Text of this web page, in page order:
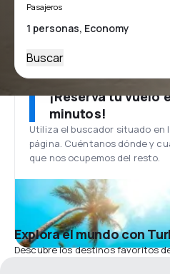
Pasajeros
Buscar
¡Reserva tu vuelo
minutos!
Utiliza el buscador situado en
página. Cuéntanos dónde y
que nos ocupemos del resto.
Explora el mundo con
Descubre los destinos favoritos